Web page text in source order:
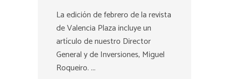
La edición de febrero de la revista
de Valencia Plaza incluye un
artículo de nuestro Director
General y de Inversiones, Miguel
Roqueiro. ...